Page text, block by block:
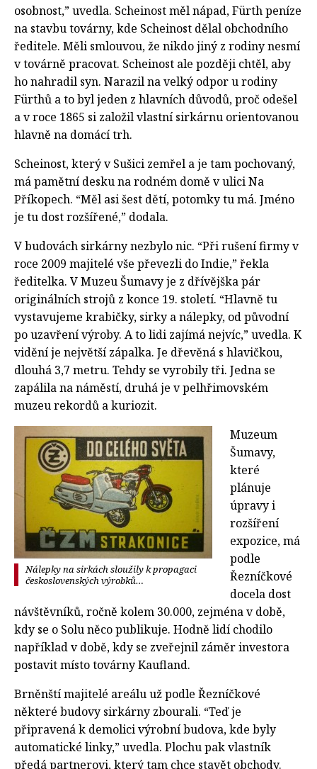
osobnost,” uvedla. Scheinost měl nápad, Fürth peníze
na stavbu továrny, kde Scheinost dělal obchodního
ředitele. Měli smlouvou, že nikdo jiný z rodiny nesmí
v továrně pracovat. Scheinost ale později chtěl, aby
ho nahradil syn. Narazil na velký odpor u rodiny
Fürthů a to byl jeden z hlavních důvodů, proč odešel
a v roce 1865 si založil vlastní sirkárnu orientovanou
hlavně na domácí trh.
Scheinost, který v Sušici zemřel a je tam pochovaný,
má pamětní desku na rodném domě v ulici Na
Příkopech. “Měl asi šest dětí, potomky tu má. Jméno
je tu dost rozšířené,” dodala.
V budovách sirkárny nezbylo nic. “Při rušení firmy v
roce 2009 majitelé vše převezli do Indie,” řekla
ředitelka. V Muzeu Šumavy je z dřívějška pár
originálních strojů z konce 19. století. “Hlavně tu
vystavujeme krabičky, sirky a nálepky, od původní
po uzavření výroby. A to lidi zajímá nejvíc,” uvedla. K
vidění je největší zápalka. Je dřevěná s hlavičkou,
dlouhá 3,7 metru. Tehdy se vyrobily tři. Jedna se
zapálila na náměstí, druhá je v pelhřimovském
muzeu rekordů a kuriozit.
Nálepky na sirkách sloužily k propagaci
československých výrobků…
Muzeum
Šumavy,
které
plánuje
úpravy i
rozšíření
expozice, má
podle
Řezníčkové
docela dost
návštěvníků, ročně kolem 30.000, zejména v době,
kdy se o Solu něco publikuje. Hodně lidí chodilo
například v době, kdy se zveřejnil záměr investora
postavit místo továrny Kaufland.
Brněnští majitelé areálu už podle Řezníčkové
některé budovy sirkárny zbourali. “Teď je
připravená k demolici výrobní budova, kde byly
automatické linky,” uvedla. Plochu pak vlastník
předá partnerovi, který tam chce stavět obchody.